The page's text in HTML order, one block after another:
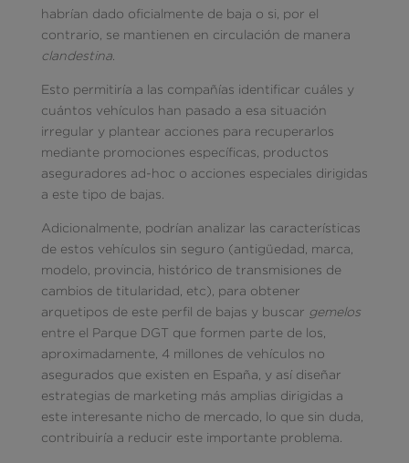
habrían dado oficialmente de baja o si, por el
contrario, se mantienen en circulación de manera
clandestina.
Esto permitiría a las compañías identificar cuáles y
cuántos vehículos han pasado a esa situación
irregular y plantear acciones para recuperarlos
mediante promociones específicas, productos
aseguradores ad-hoc o acciones especiales dirigidas
a este tipo de bajas.
Adicionalmente, podrían analizar las características
de estos vehículos sin seguro (antigüedad, marca,
modelo, provincia, histórico de transmisiones de
cambios de titularidad, etc), para obtener
arquetipos de este perfil de bajas y buscar gemelos
entre el Parque DGT que formen parte de los,
aproximadamente, 4 millones de vehículos no
asegurados que existen en España, y así diseñar
estrategias de marketing más amplias dirigidas a
este interesante nicho de mercado, lo que sin duda,
contribuiría a reducir este importante problema.